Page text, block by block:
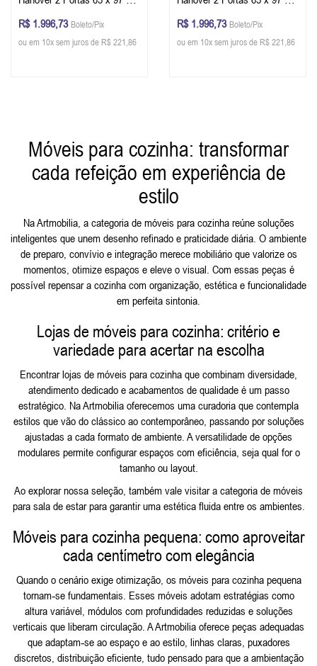
Musgo - Imbuia Glazer
R$ 1.996,73 Boleto/Pix
ou em 10x sem juros de R$ 221,86
Musgo - Imbuia Glazer
R$ 1.996,73 Boleto/Pix
ou em 10x sem juros de R$ 221,86
Móveis para cozinha: transformar
cada refeição em experiência de
estilo
Na Artmobilia, a categoria de móveis para cozinha reúne soluções
inteligentes que unem desenho refinado e praticidade diária. O ambiente
de preparo, convívio e integração merece mobiliário que valorize os
momentos, otimize espaços e eleve o visual. Com essas peças é
possível repensar a cozinha com organização, estética e funcionalidade
em perfeita sintonia.
Lojas de móveis para cozinha: critério e
variedade para acertar na escolha
Encontrar lojas de móveis para cozinha que combinam diversidade,
atendimento dedicado e acabamentos de qualidade é um passo
estratégico. Na Artmobilia oferecemos uma curadoria que contempla
estilos que vão do clássico ao contemporâneo, passando por soluções
ajustadas a cada formato de ambiente. A versatilidade de opções
modulares permite configurar espaços com eficiência, seja qual for o
tamanho ou layout.
Ao explorar nossa seleção, também vale visitar a categoria de móveis
para sala de estarpara garantir uma estética fluida entre os ambientes.
Móveis para cozinha pequena: como aproveitar
cada centímetro com elegância
Quando o cenário exige otimização, os móveis para cozinha pequena
tornam‑se fundamentais. Esses móveis adotam estratégias como
altura variável, módulos com profundidades reduzidas e soluções
verticais que liberam circulação. A Artmobilia oferece peças adequadas
que adaptam‑se ao espaço e ao estilo, linhas claras, puxadores
discretos, distribuição eficiente, tudo pensado para que a ambientação